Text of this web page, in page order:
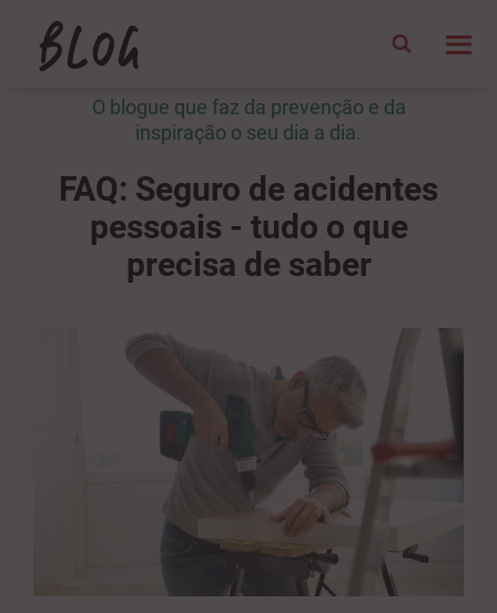
O blogue que faz da prevenção e da
inspiração o seu dia a dia.
FAQ: Seguro de acidentes
pessoais - tudo o que
precisa de saber